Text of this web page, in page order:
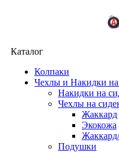
Каталог
Колпаки
Чехлы и Накидки на
Накидки на
Чехлы на
Жаккард
Экокожа
Подушки